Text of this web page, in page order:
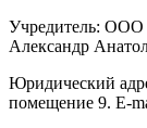
Учредитель: ООО
Александр
Юридический
помещение 9. E-